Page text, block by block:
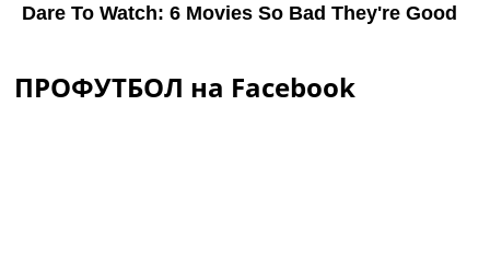
ПРОФУТБОЛ на Facebook